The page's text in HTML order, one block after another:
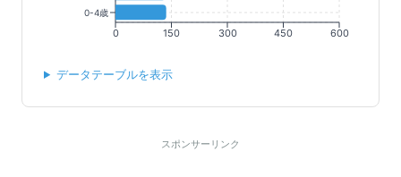
0 150 300 450 600
0-4歳
データテーブルを表示
スポンサーリンク